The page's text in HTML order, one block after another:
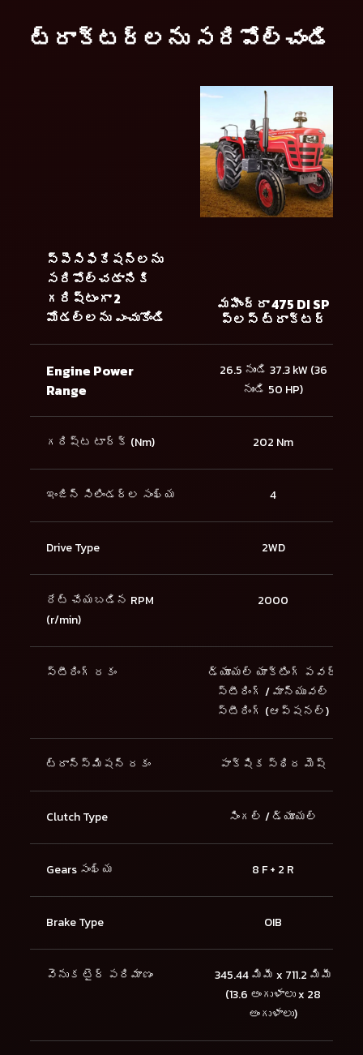
ట్రాక్టర్లను సరిపోల్చండి
స్పెసిఫికేషన్లను
సరిపోల్చడానికి
గరిష్టంగా 2
మోడల్లను ఎంచుకోండి
మహీంద్రా 475 DI SP
ప్లస్ ట్రాక్టర్
Engine Power
Range
26.5 నుండి 37.3 kW (36
నుండి 50 HP)
గరిష్ట టార్క్ (Nm) 202 Nm
ఇంజిన్ సిలిండర్ల సంఖ్య 4
Drive Type 2WD
రేట్ చేయబడిన RPM
(r/min)
2000
స్టీరింగ్ రకం
డ్యూయల్ యాక్టింగ్ పవర్
స్టీరింగ్ / మాన్యువల్
స్టీరింగ్ (ఆప్షనల్)
ట్రాన్స్మిషన్ రకం పాక్షిక స్థిర మెష్
Clutch Type సింగల్ / డ్యూయల్
Gears సంఖ్య 8 F + 2 R
Brake Type OIB
వెనుక టైర్ పరిమాణం
345.44 మిమీ x 711.2 మిమీ
(13.6 అంగుళాలు x 28
అంగుళాలు)